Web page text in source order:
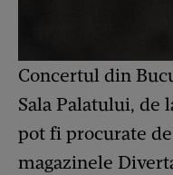
Concertul din
Sala Palatului, de
pot fi procurate
magazinele